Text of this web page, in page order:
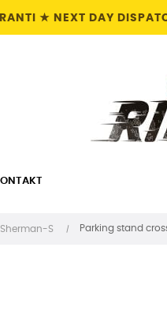
★ NEXT DAY
Sherman-S Parking stand